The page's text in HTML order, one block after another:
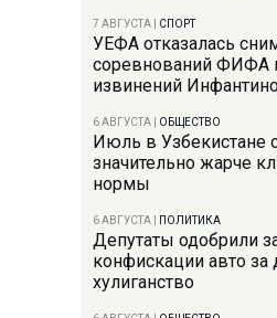
7 АВГУСТА СПОРТ
УЕФА отказалась
соревнований ФИФА
извинений
6 АВГУСТА ОБЩЕСТВО
Июль в Узбекистане
значительно жарче
нормы
6 АВГУСТА ПОЛИТИКА
Депутаты одобрили
конфискации авто
хулиганство